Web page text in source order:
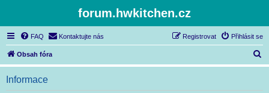
forum.hwkitchen.cz
FAQ Kontaktujte nás Přihlásit se
Registrovat
Obsah fóra
l
Informace